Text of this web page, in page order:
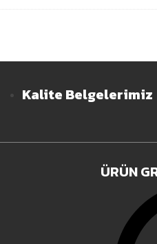
Kalite Belgelerimiz
ÜRÜN